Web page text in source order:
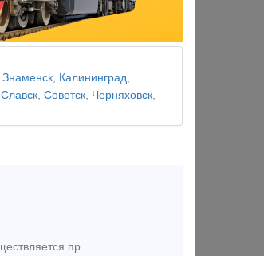
Знаменск, Калининград,
Славск, Советск, Черняховск,
ООО «Транском» предлагает к поставке под заказ дизель Д50 (ПД1М) после КР. Ремонт осуществляется предприятием на собственной базе. Гарантия на выполненные работы, полноценное документальное сопровож